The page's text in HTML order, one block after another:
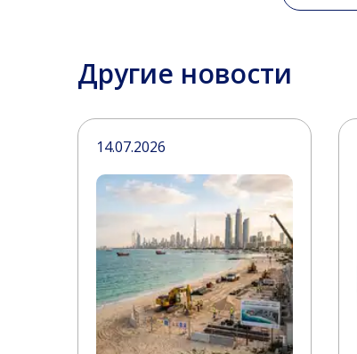
Другие новости
14.07.2026